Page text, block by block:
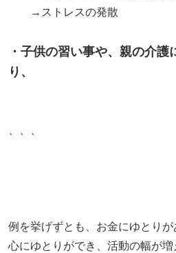
→ストレスの発散
・子供の習い事や、親の介護
り、
、、、
例を挙げずとも、お金にゆとりが
心にゆとりができ、活動の幅が